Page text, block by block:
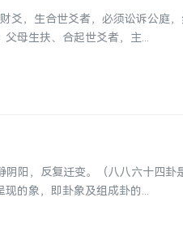
，生合世爻者，必须讼诉公庭
母生扶、合起世爻者，主...
阳，反复迁变。（八八六十四
的象，即卦象及组成卦的...